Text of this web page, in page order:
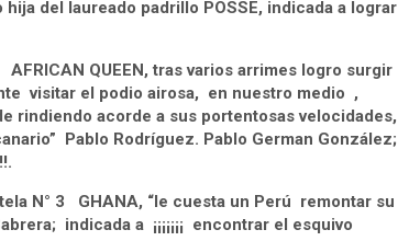
del laureado padrillo POSSE, indicada a lograr
QUEEN, tras varios arrimes logro surgir
visitar el podio airosa, en nuestro medio ,
rindiendo acorde a sus portentosas velocidades,
Pablo Rodríguez. Pablo German González;
N° 3 GHANA, “le cuesta un Perú remontar su
indicada a ¡¡¡¡¡¡¡ encontrar el esquivo